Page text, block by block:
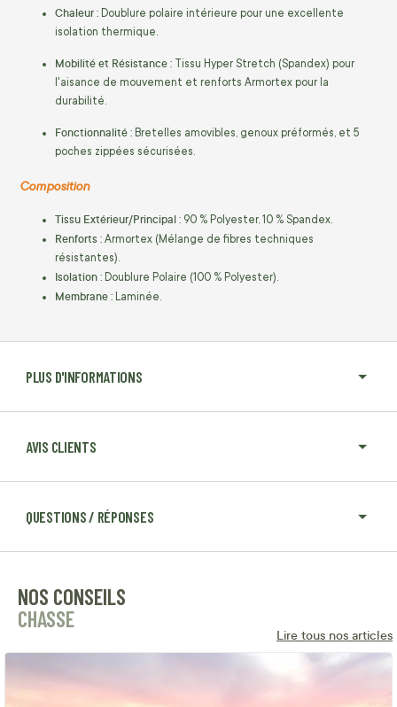
PLUS D'INFORMATIONS
AVIS CLIENTS
QUESTIONS / RÉPONSES
Chaleur : Doublure polaire intérieure pour une excellente
isolation thermique.
Mobilité et Résistance : Tissu Hyper Stretch (Spandex) pour
l'aisance de mouvement et renforts Armortex pour la
durabilité.
Fonctionnalité : Bretelles amovibles, genoux préformés, et 5
poches zippées sécurisées.
Composition
Tissu Extérieur/Principal : 90 % Polyester, 10 % Spandex.
Renforts : Armortex (Mélange de fibres techniques
résistantes).
Isolation : Doublure Polaire (100 % Polyester).
Membrane : Laminée.
NOS CONSEILS
CHASSE
Lire tous nos articles